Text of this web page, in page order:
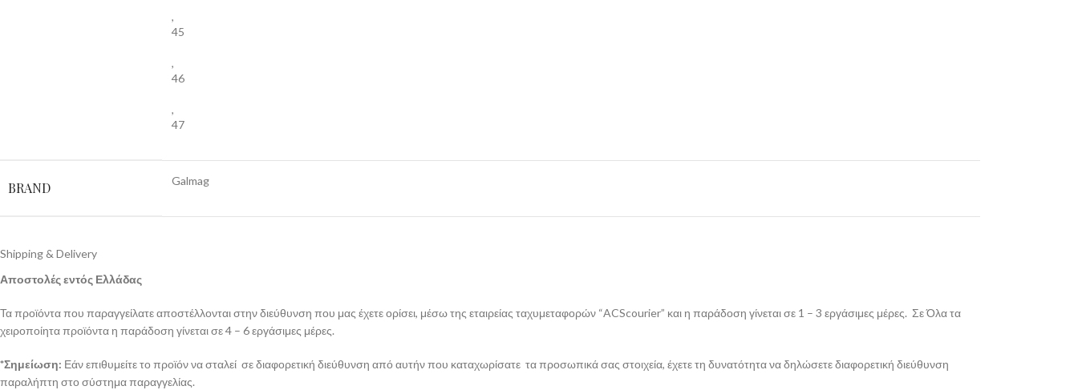
,
45
,
46
,
47
BRAND Galmag
Shipping & Delivery
Αποστολές εντός Ελλάδας
Τα προϊόντα που παραγγείλατε αποστέλλονται στην διεύθυνση που μας έχετε ορίσει, μέσω της εταιρείας ταχυμεταφορών “ACScourier” και η παράδοση γίνεται σε 1 – 3 εργάσιμες μέρες. Σε Όλα τα
χειροποίητα προϊόντα η παράδοση γίνεται σε 4 – 6 εργάσιμες μέρες.
*Σημείωση: Εάν επιθυμείτε το προϊόν να σταλεί σε διαφορετική διεύθυνση από αυτήν που καταχωρίσατε τα προσωπικά σας στοιχεία, έχετε τη δυνατότητα να δηλώσετε διαφορετική διεύθυνση
παραλήπτη στο σύστημα παραγγελίας.